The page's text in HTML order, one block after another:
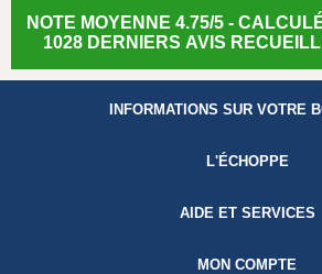
NOTE MOYENNE 4.75/5 -
1028 DERNIERS AVIS
INFORMATIONS SUR VOTRE
L'ÉCHOPPE
AIDE ET SERVICES
MON COMPTE